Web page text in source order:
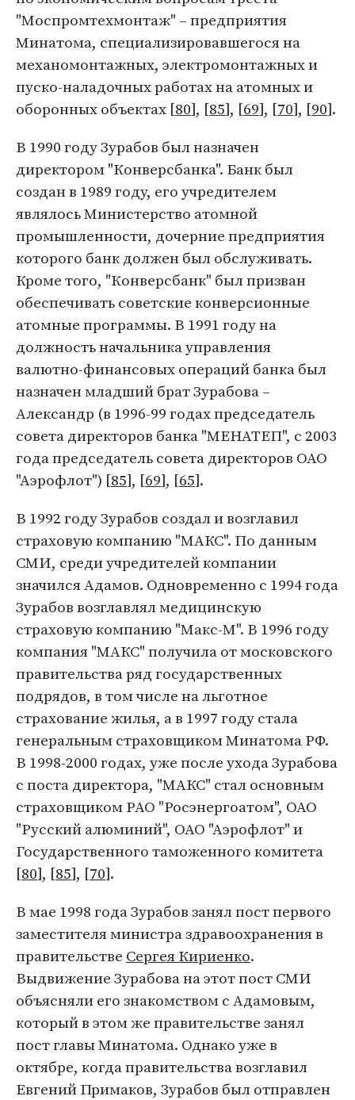
"Моспромтехмонтаж" – предприятия
Минатома, специализировавшегося на
механомонтажных, электромонтажных и
пуско-наладочных работах на атомных и
оборонных объектах [80], [85], [69], [70], [90].
В 1990 году Зурабов был назначен
директором "Конверсбанка". Банк был
создан в 1989 году, его учредителем
являлось Министерство атомной
промышленности, дочерние предприятия
которого банк должен был обслуживать.
Кроме того, "Конверсбанк" был призван
обеспечивать советские конверсионные
атомные программы. В 1991 году на
должность начальника управления
валютно-финансовых операций банка был
назначен младший брат Зурабова –
Александр (в 1996-99 годах председатель
совета директоров банка "МЕНАТЕП", с 2003
года председатель совета директоров ОАО
"Аэрофлот") [85], [69], [65].
В 1992 году Зурабов создал и возглавил
страховую компанию "МАКС". По данным
СМИ, среди учредителей компании
значился Адамов. Одновременно с 1994 года
Зурабов возглавлял медицинскую
страховую компанию "Макс-М". В 1996 году
компания "МАКС" получила от московского
правительства ряд государственных
подрядов, в том числе на льготное
страхование жилья, а в 1997 году стала
генеральным страховщиком Минатома РФ.
В 1998-2000 годах, уже после ухода Зурабова
с поста директора, "МАКС" стал основным
страховщиком РАО "Росэнергоатом", ОАО
"Русский алюминий", ОАО "Аэрофлот" и
Государственного таможенного комитета
[80], [85], [70].
В мае 1998 года Зурабов занял пост первого
заместителя министра здравоохранения в
правительстве Сергея Кириенко.
Выдвижение Зурабова на этот пост СМИ
объясняли его знакомством с Адамовым,
который в этом же правительстве занял
пост главы Минатома. Однако уже в
октябре, когда правительства возглавил
Евгений Примаков, Зурабов был отправлен